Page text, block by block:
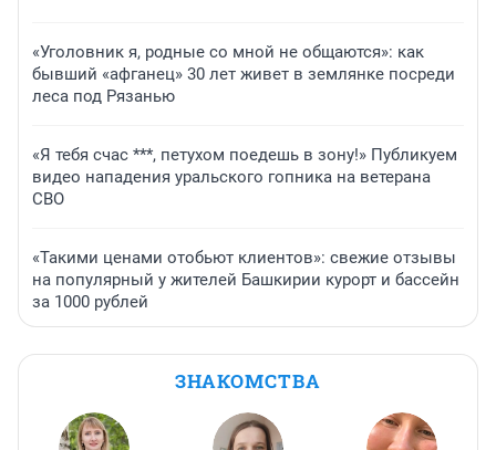
«Уголовник я, родные со мной не общаются»: как
бывший «афганец» 30 лет живет в землянке посреди
леса под Рязанью
«Я тебя счас ***, петухом поедешь в зону!» Публикуем
видео нападения уральского гопника на ветерана
СВО
«Такими ценами отобьют клиентов»: свежие отзывы
на популярный у жителей Башкирии курорт и бассейн
за 1000 рублей
ЗНАКОМСТВА